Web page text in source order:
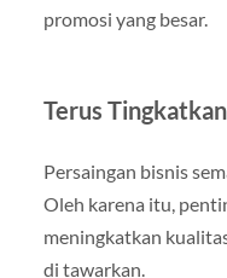
promosi yang besar.
Terus
Persaingan bisnis
Oleh karena itu,
meningkatkan
di tawarkan.